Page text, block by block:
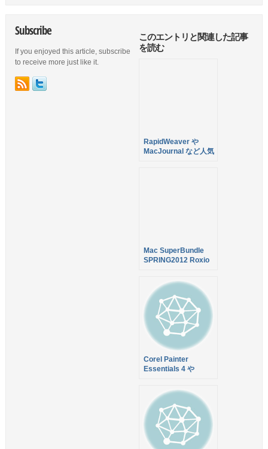
このエントリと関連した記事
を読む
RapidWeaver や
MacJournal など人気
Mac SuperBundle
SPRING2012 Roxio
Panorama Maker 5
Pro など9アプリのバ
ンドルが89%オフの
$49で販売中！
Corel Painter
Essentials 4 や
リを取り揃えた
MacLegion Fall
Bundle 2011 合計
$630のアプリが90%
オフの$49.99！
Subscribe
If you enjoyed this article, subscribe
to receive more just like it.